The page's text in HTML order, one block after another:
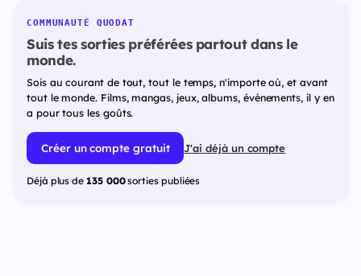
COMMUNAUTÉ QUODAT
Suis tes sorties préférées partout dans le
monde.
Sois au courant de tout, tout le temps, n'importe où, et avant
tout le monde. Films, mangas, jeux, albums, événements, il y en
a pour tous les goûts.
Créer un compte gratuit J'ai déjà un compte
Déjà plus de 135 000sorties publiées